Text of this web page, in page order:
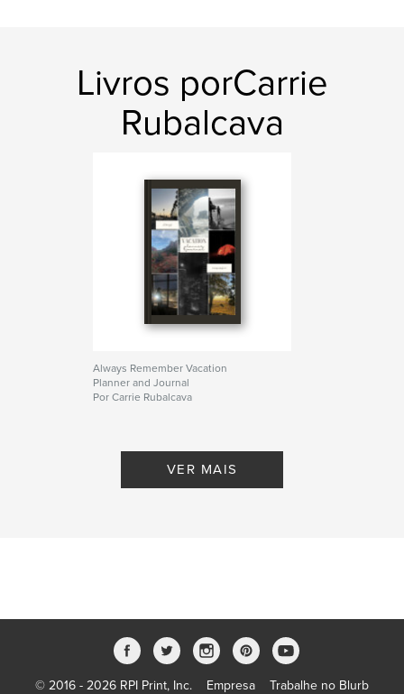
Livros porCarrie
Rubalcava
Always Remember Vacation
Planner and Journal
Por Carrie Rubalcava
VER MAIS
© 2016 - 2026 RPI Print, Inc. Empresa Trabalhe no Blurb